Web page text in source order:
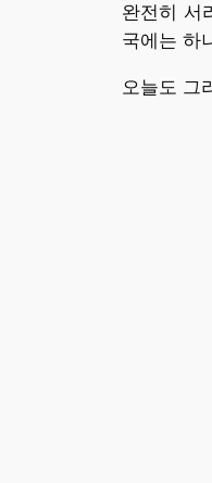
완전히 서
국에는 하
오늘도 그